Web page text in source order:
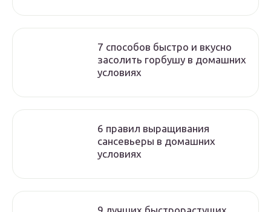
7 способов быстро и вкусно
засолить горбушу в домашних
условиях
6 правил выращивания
сансевьеры в домашних
условиях